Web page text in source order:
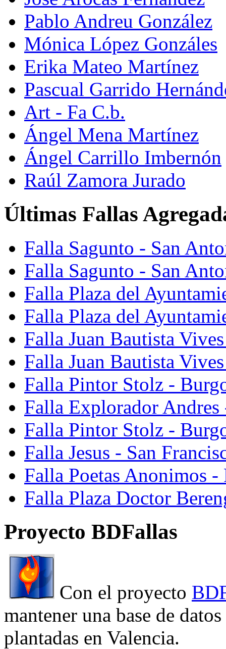
Pablo Andreu González
Mónica López Gonzáles
Erika Mateo Martínez
Pascual Garrido
Art - Fa C.b.
Ángel Mena Martínez
Ángel Carrillo Imbernón
Raúl Zamora Jurado
Últimas Fallas
Falla Sagunto - San
Falla Sagunto - San
Falla Plaza del
Falla Plaza del
Falla Juan Bautista
Falla Juan Bautista
Falla Pintor Stolz -
Falla Explorador Andres
Falla Pintor Stolz -
Falla Jesus - San
Falla Poetas Anonimos
Falla Plaza Doctor
Proyecto BDFallas
Con el proyecto
mantener una base de
plantadas en Valencia.